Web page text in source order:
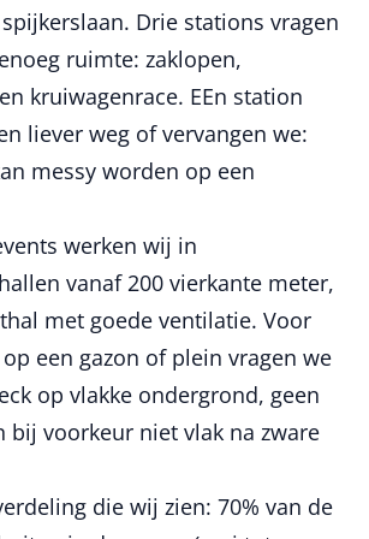
Drie stations vragen
ruimte: zaklopen,
kruiwagenrace. EEn station
liever weg of vervangen we:
messy worden op een
werken wij in
vanaf 200 vierkante meter,
met goede ventilatie. Voor
een gazon of plein vragen we
op vlakke ondergrond, geen
bij voorkeur niet vlak na zware
die wij zien: 70% van de